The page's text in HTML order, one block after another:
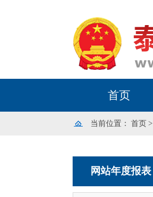
首页
当前位置： 首页 >
网站年度报表